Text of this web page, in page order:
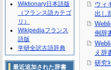
ウィ
出し
例辞
え辞
研究
Wiktionary日本語版
（フランス語カテゴ
リ）
Wikipediaフランス
語版
学研全訳古語辞典
最近追加された辞書